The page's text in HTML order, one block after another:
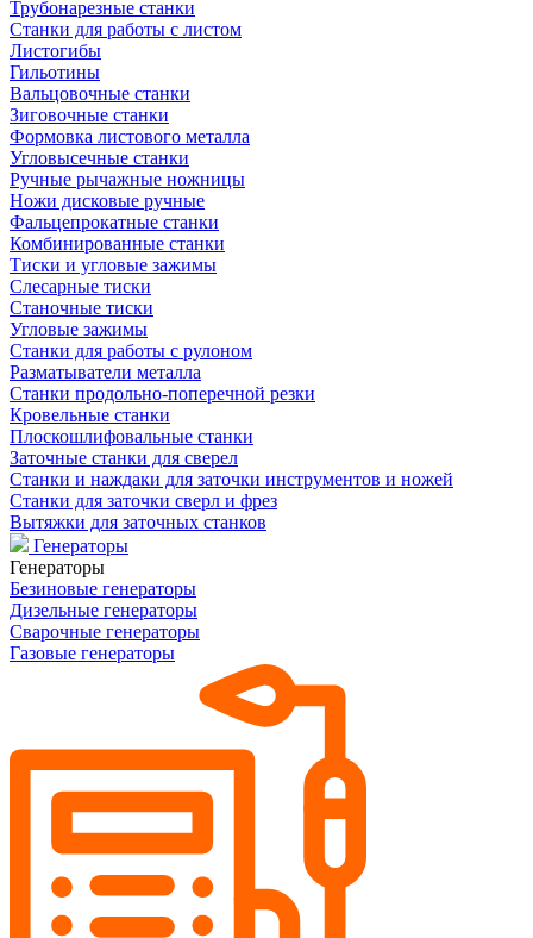
Трубонарезные станки
Станки для работы с листом
Листогибы
Гильотины
Вальцовочные станки
Зиговочные станки
Формовка листового металла
Угловысечные станки
Ручные рычажные ножницы
Ножи дисковые ручные
Фальцепрокатные станки
Комбинированные станки
Тиски и угловые зажимы
Слесарные тиски
Станочные тиски
Угловые зажимы
Станки для работы с рулоном
Разматыватели металла
Станки продольно-поперечной резки
Кровельные станки
Плоскошлифовальные станки
Заточные станки для сверел
Станки и наждаки для заточки инструментов и ножей
Станки для заточки сверл и фрез
Вытяжки для заточных станков
Генераторы
Генераторы
Безиновые генераторы
Дизельные генераторы
Сварочные генераторы
Газовые генераторы